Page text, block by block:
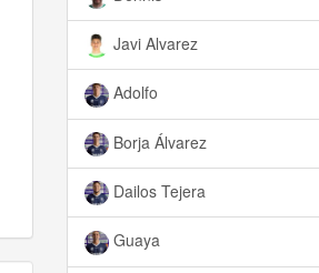
Javi Alvarez
Adolfo
Borja Álvarez
Dailos Tejera
Guaya